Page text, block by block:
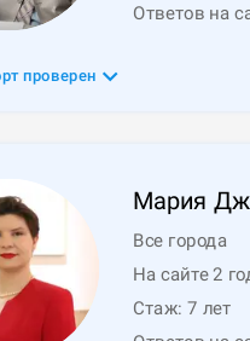
Ответов на
проверен
Мария
Все города
На сайте 2
Стаж:7 лет